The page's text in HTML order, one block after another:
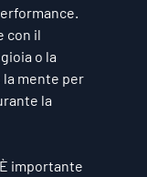
con il
o la
la mente per
la
importante